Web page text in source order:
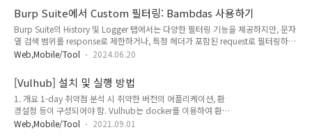
까 요즘에는 Anti Frida가 적용된 앱들이 많아졌다. 결국 이것도
우회를 할 수 있다면 할 수 있는데 문제는 날이 갈수록 탐지 로직
들이 괴랄해진다.에러 메세지도 안 띄워주고 칼같이 죽여버리는
가하면 동적으로 클래스를 호출하기도 하고 .so파일이 앱 실행
할 때 생성되고 지워져 라이브러리 분석을 하기 어렵게 하기도
https://hackcatml.tistory.com/96 Frida Detection Bypa..
Burp Suite에서 Custom 필터링: Bambdas 사용하기
Burp Suite의 History 및 Logger 탭에서는 다양한 필터링 기능을 제공하지만, 문자
열 검색 범위를 response로 제한하거나, 특정 헤더가 포함된 request로 필터링하고
싶을 때 아쉬운 부분이 있다.이런 경우에 유용한 기능이 Bambdas. Fiddler Classic
Proxy > HTTP history > Filter settings에서 Bambda mode 를 선택하면 커스텀
필터를 작성할 수 있다. Montoya API를 기반으로 작성하고, 메소드 등은 공식 홈페
이지 문서 페이지에서 확인 가능하다. 예시로 response에서만 특정 문자열을 검색
하려면 다음과 같은 코드를 작성할 수 있다. if (re..
Web,Mobile/Tool 2024.06.20
[Vulhub] 설치 및 실행 방법
1. 개요 1-day 취약점 분석 시 취약한 버전의 어플리케이션, 환
경설정 등이 구성되어야 함. Vulhub는 docker를 이용하여 환경
구성의 번거로움을 해결해준다. 해당 문서는 Vulhub 를 이용해
Web,Mobile/Tool 2021.09.01